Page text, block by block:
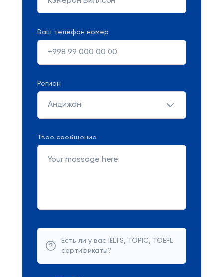
Ваш телефон номер
Регион
Андижан
Твое сообщение
Есть ли у вас IELTS, TOPIC, TOEFL
сертификаты?